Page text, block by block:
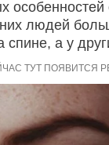
особенностей
людей
спине, а у